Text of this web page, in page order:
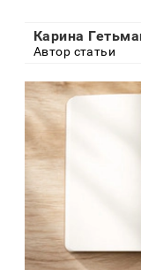
Карина
Автор статьи